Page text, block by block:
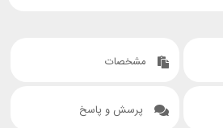
مشخصات
پرسش و پاسخ